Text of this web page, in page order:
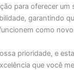
para oferecer um
garantindo
como
prioridade, e
que você